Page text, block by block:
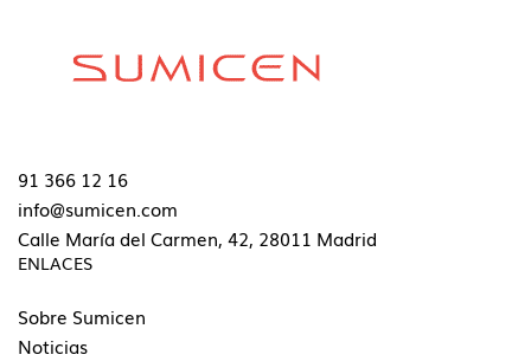
91 366 12 16
info@sumicen.com
Calle María del Carmen, 42, 28011 Madrid
ENLACES
Sobre Sumicen
Noticias